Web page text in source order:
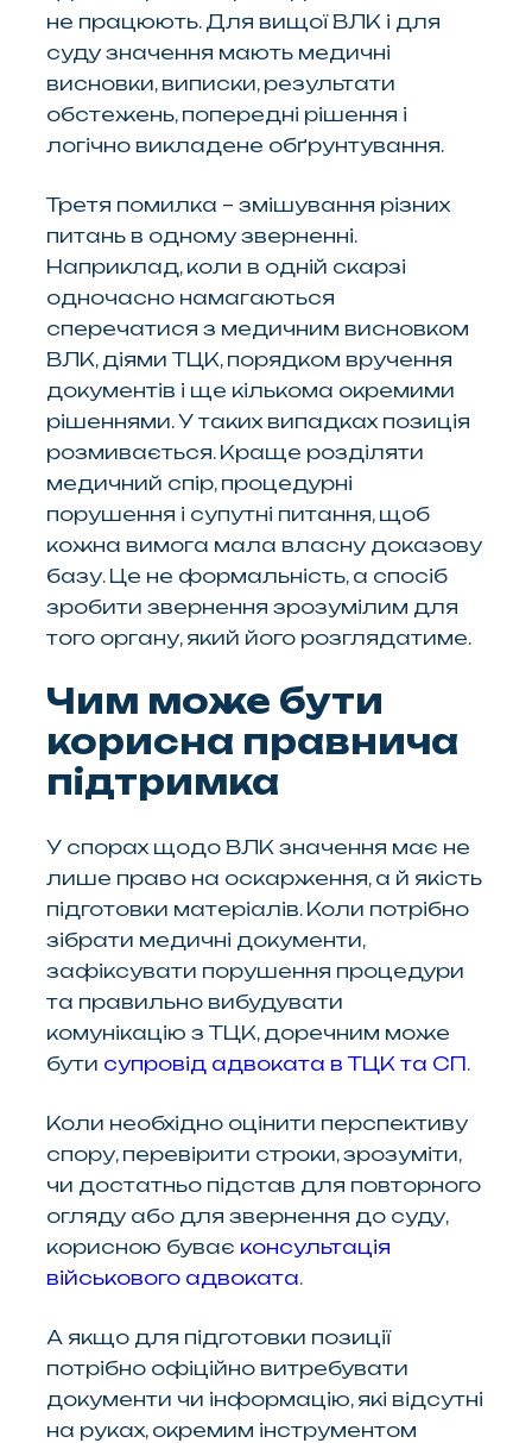
не працюють. Для вищої ВЛК і для
суду значення мають медичні
висновки, виписки, результати
обстежень, попередні рішення і
логічно викладене обґрунтування.
Третя помилка – змішування різних
питань в одному зверненні.
Наприклад, коли в одній скарзі
одночасно намагаються
сперечатися з медичним висновком
ВЛК, діями ТЦК, порядком вручення
документів і ще кількома окремими
рішеннями. У таких випадках позиція
розмивається. Краще розділяти
медичний спір, процедурні
порушення і супутні питання, щоб
кожна вимога мала власну доказову
базу. Це не формальність, а спосіб
зробити звернення зрозумілим для
того органу, який його розглядатиме.
Чим може бути
корисна правнича
підтримка
У спорах щодо ВЛК значення має не
лише право на оскарження, а й якість
підготовки матеріалів. Коли потрібно
зібрати медичні документи,
зафіксувати порушення процедури
та правильно вибудувати
комунікацію з ТЦК, доречним може
бути супровід адвоката в ТЦК та СП.
Коли необхідно оцінити перспективу
спору, перевірити строки, зрозуміти,
чи достатньо підстав для повторного
огляду або для звернення до суду,
корисною буває консультація
військового адвоката.
А якщо для підготовки позиції
потрібно офіційно витребувати
документи чи інформацію, які відсутні
на руках, окремим інструментом